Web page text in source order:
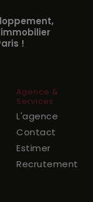
!
Agence &
Services
L'agence
Contact
Estimer
Recrutement